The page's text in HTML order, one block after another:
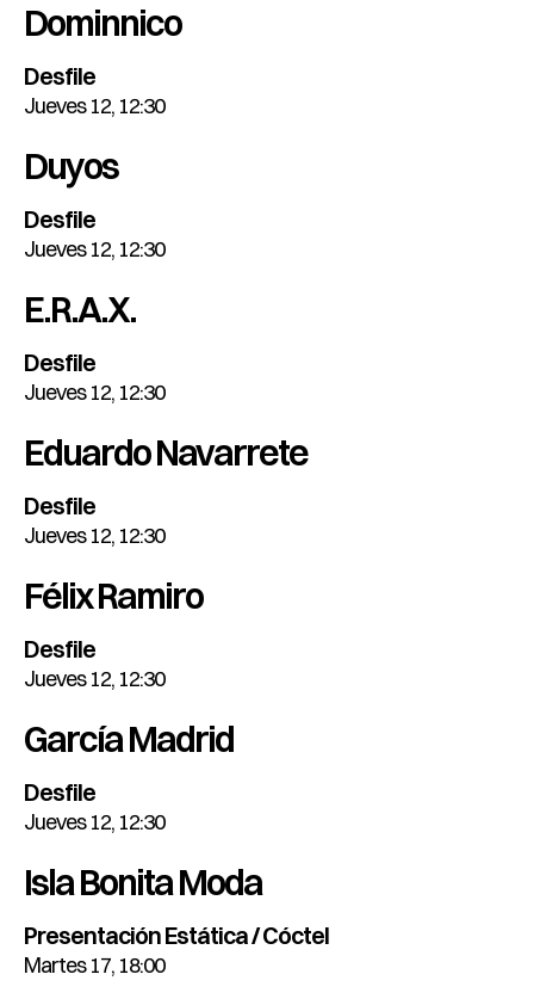
Dominnico
Desfile
Jueves 12, 12:30
Duyos
Desfile
Jueves 12, 12:30
E.R.A.X.
Desfile
Jueves 12, 12:30
Eduardo Navarrete
Desfile
Jueves 12, 12:30
Félix Ramiro
Desfile
Jueves 12, 12:30
García Madrid
Desfile
Jueves 12, 12:30
Isla Bonita Moda
Presentación Estática / Cóctel
Martes 17, 18:00